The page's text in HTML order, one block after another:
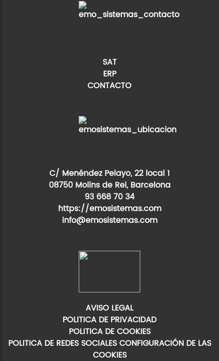
SAT
ERP
CONTACTO
C/ Menéndez Pelayo, 22 local 1
08750 Molins de Rei, Barcelona
93 668 70 34
https://emosistemas.com
info@emosistemas.com
AVISO LEGAL
POLITICA DE PRIVACIDAD
POLITICA DE COOKIES
POLITICA DE REDES SOCIALES CONFIGURACIÓN DE LAS
COOKIES